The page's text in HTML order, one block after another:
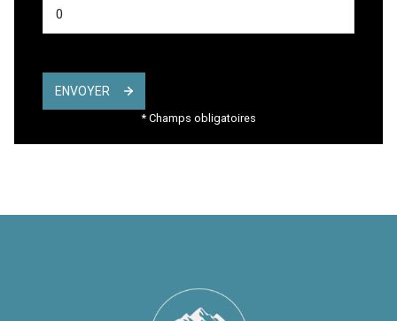
ENVOYER
* Champs obligatoires